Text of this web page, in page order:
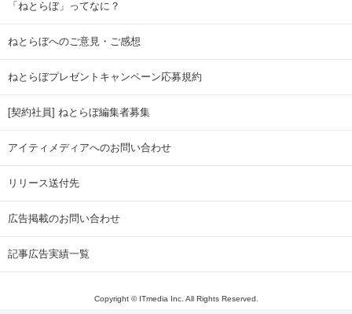
「ねとらぼ」ってなに？
ねとらぼへのご意見・ご感想
ねとらぼプレゼントキャンペーン応募規約
[契約社員] ねとらぼ編集者募集
アイティメディアへのお問い合わせ
リリース送付先
広告掲載のお問い合わせ
記事広告実績一覧
Copyright © ITmedia Inc. All Rights Reserved.